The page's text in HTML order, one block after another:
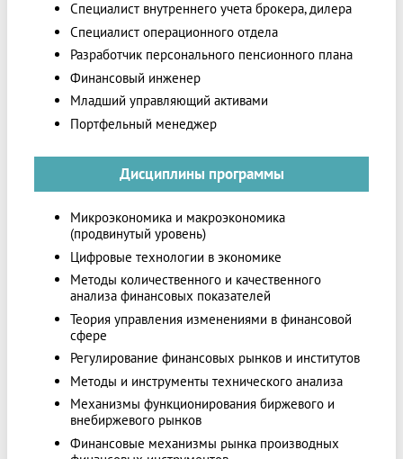
Специалист внутреннего учета брокера, дилера
Специалист операционного отдела
Разработчик персонального пенсионного плана
Финансовый инженер
Младший управляющий активами
Портфельный менеджер
Дисциплины программы
Микроэкономика и макроэкономика
(продвинутый уровень)
Цифровые технологии в экономике
Методы количественного и качественного
анализа финансовых показателей
Теория управления изменениями в финансовой
сфере
Регулирование финансовых рынков и институтов
Методы и инструменты технического анализа
Механизмы функционирования биржевого и
внебиржевого рынков
Финансовые механизмы рынка производных